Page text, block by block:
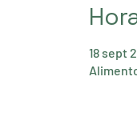
18 sept